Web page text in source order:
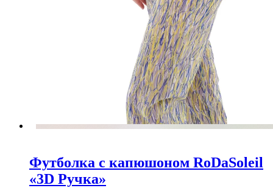
Футболка с капюшоном RoDaSoleil
«3D Ручка»